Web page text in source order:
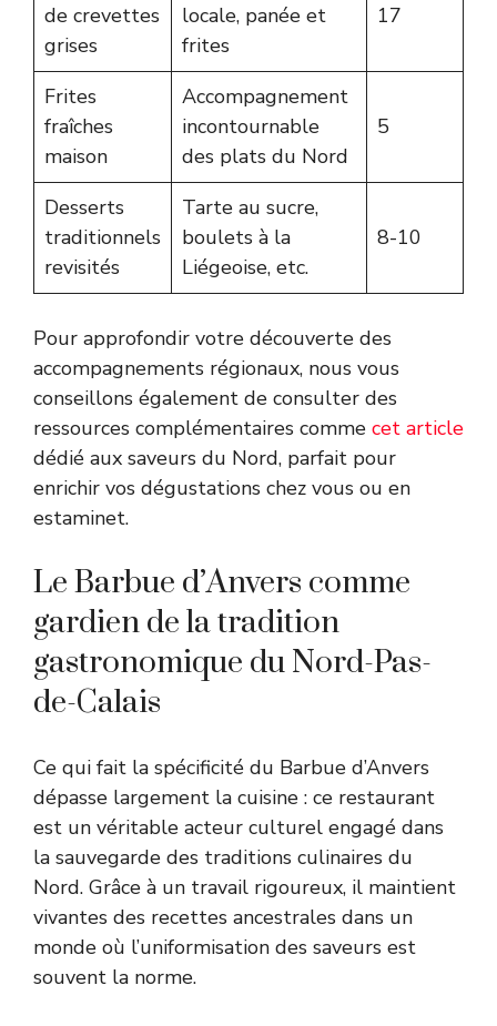
de crevettes
grises
locale, panée et
frites
17
Frites
fraîches
maison
Accompagnement
incontournable
des plats du Nord
5
Desserts
traditionnels
revisités
Tarte au sucre,
boulets à la
Liégeoise, etc.
8-10
Pour approfondir votre découverte des
accompagnements régionaux, nous vous
conseillons également de consulter des
ressources complémentaires comme cet article
dédié aux saveurs du Nord, parfait pour
enrichir vos dégustations chez vous ou en
estaminet.
Le Barbue d’Anvers comme
gardien de la tradition
gastronomique du Nord-Pas-
de-Calais
Ce qui fait la spécificité du Barbue d’Anvers
dépasse largement la cuisine : ce restaurant
est un véritable acteur culturel engagé dans
la sauvegarde des traditions culinaires du
Nord. Grâce à un travail rigoureux, il maintient
vivantes des recettes ancestrales dans un
monde où l’uniformisation des saveurs est
souvent la norme.